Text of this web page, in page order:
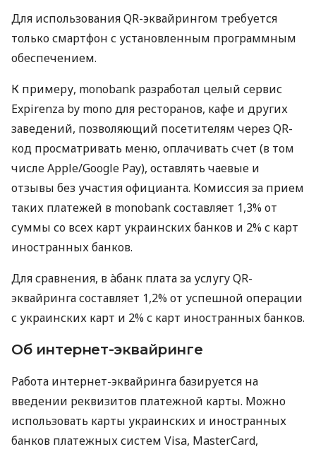
Для использования QR-эквайрингом требуется
только смартфон с установленным программным
обеспечением.
К примеру, monobank разработал целый сервис
Expirenza by mono для ресторанов, кафе и других
заведений, позволяющий посетителям через QR-
код просматривать меню, оплачивать счет (в том
числе Apple/Google Pay), оставлять чаевые и
отзывы без участия официанта. Комиссия за прием
таких платежей в monobank составляет 1,3% от
суммы со всех карт украинских банков и 2% с карт
иностранных банков.
Для сравнения, в àбанк плата за услугу QR-
эквайринга составляет 1,2% от успешной операции
с украинских карт и 2% с карт иностранных банков.
Об интернет-эквайринге
Работа интернет-эквайринга базируется на
введении реквизитов платежной карты. Можно
использовать карты украинских и иностранных
банков платежных систем Visa, MasterCard,